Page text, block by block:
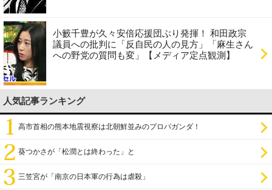
小籔千豊が久々安倍応援団ぶり発揮！ 和田政宗
議員への批判に「反自民の人の見方」「麻生さん
への野党の質問も変」【メディア定点観測】
人気記事ランキング
高市首相の熊本地震視察は北朝鮮並みのプロパガンダ！
葵つかさが「松潤とは終わった」と
三笠宮が「南京の日本軍の行為は虐殺」